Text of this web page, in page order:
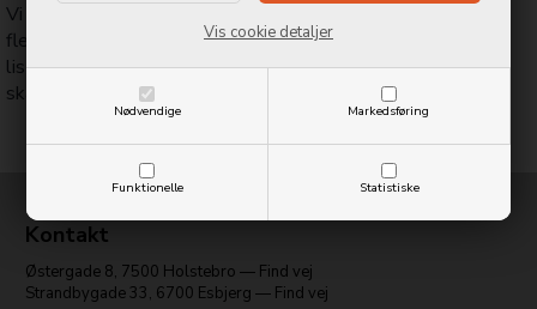
Nødvendige Markedsføring
Funktionelle Statistiske
Vis cookie detaljer
Vi reparerer iPhones, iPads, MacBooks, Apple Watch og de
fleste andre smartphones og tablets. Vælg dit device på
listen herover og se en liste med reparationer vi udfører fx
skærmskift og nyt batteri.
Kontakt
Østergade 8, 7500 Holstebro — Find vej
Strandbygade 33, 6700 Esbjerg — Find vej